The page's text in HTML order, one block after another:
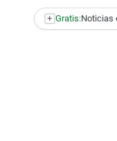
+ Gratis:Noticias